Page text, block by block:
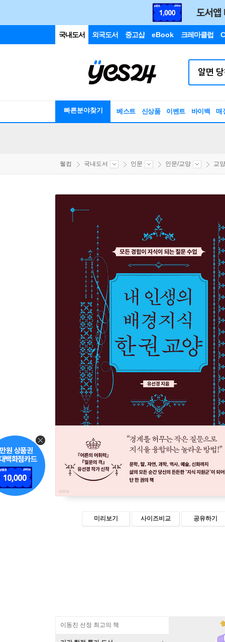
국내도서 외국도서 중고샵 eBook 크레마클럽
빠른분야찾기 베스트 신상품 이벤트 바이백 매
웰컴 국내도서 인문 인문/교양 교
미리보기 사이즈비교 공유하기
이동진 선정 최고의 책